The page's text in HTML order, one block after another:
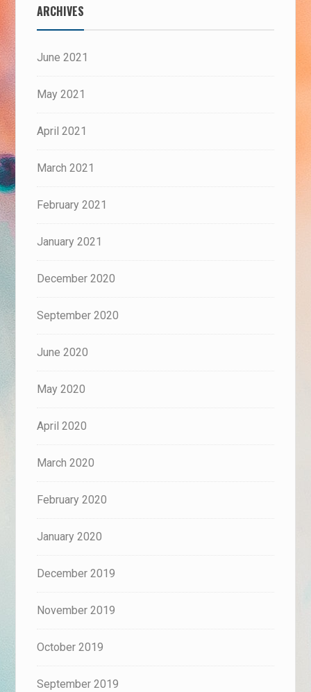
ARCHIVES
June 2021
May 2021
April 2021
March 2021
February 2021
January 2021
December 2020
September 2020
June 2020
May 2020
April 2020
March 2020
February 2020
January 2020
December 2019
November 2019
October 2019
September 2019